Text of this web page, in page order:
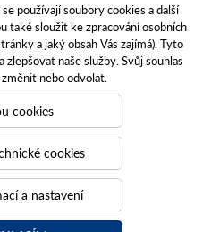
AGROTEC a.s.
AGROTEC a. s., se sídlem v
PSČ 69301, IČO 00544957,
soudem v Brně, oddíl B, vložka 138.
koncernu AGROFERT řízeného
a.s.,
Pyšelská 2327/2, Chodov, 149 00
4.
, které vám pomáhají růst. Jsme
používají soubory cookies a další
sloužit ke zpracování osobních
a jaký obsah Vás zajímá). Tyto
naše služby. Svůj souhlas
nebo odvolat.
cookies
cookies
a nastavení